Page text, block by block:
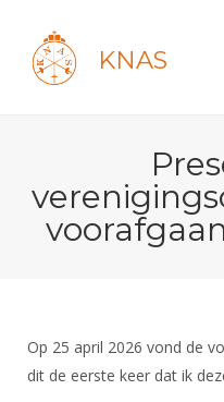
KNAS
Recent posts
Forums
Maandelijks archief
Bond
Reglementen
Schermen
Recreatiesport
Veteranen
Nieuws
Voor de jeugd
Forums
Op 25 april 2026 vond de
dit de eerste keer dat ik